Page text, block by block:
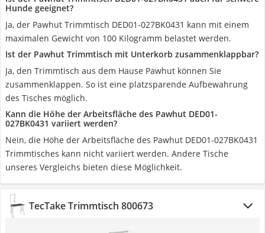
Hunde geeignet?
Ja, der Pawhut Trimmtisch DED01-027BK0431 kann mit einem
maximalen Gewicht von 100 Kilogramm belastet werden.
Ist der Pawhut Trimmtisch mit Unterkorb zusammenklappbar?
Ja, den Trimmtisch aus dem Hause Pawhut können Sie
zusammenklappen. So ist eine platzsparende Aufbewahrung
des Tisches möglich.
Kann die Höhe der Arbeitsfläche des Pawhut DED01-
027BK0431 variiert werden?
Nein, die Höhe der Arbeitsfläche des Pawhut DED01-027BK0431
Trimmtisches kann nicht variiert werden. Andere Tische
unseres Vergleichs bieten diese Möglichkeit.
TecTake Trimmtisch 800673